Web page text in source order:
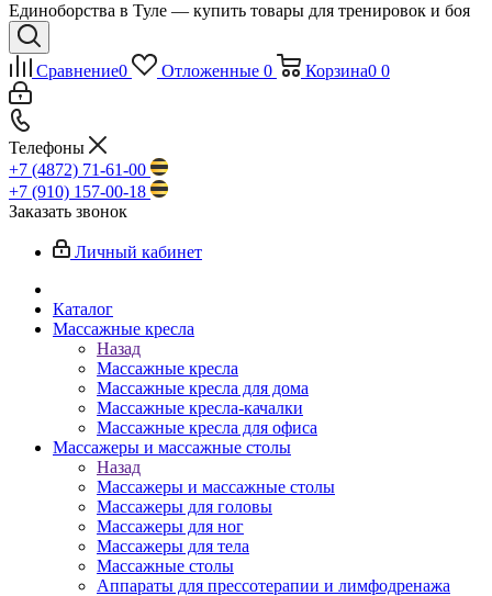
Единоборства в Туле — купить товары для тренировок и боя
Сравнение0 Отложенные 0 Корзина0 0
Телефоны
+7 (4872) 71-61-00
+7 (910) 157-00-18
Заказать звонок
Личный кабинет
Каталог
Массажные кресла
Назад
Массажные кресла
Массажные кресла для дома
Массажные кресла-качалки
Массажные кресла для офиса
Массажеры и массажные столы
Назад
Массажеры и массажные столы
Массажеры для головы
Массажеры для ног
Массажеры для тела
Массажные столы
Аппараты для прессотерапии и лимфодренажа